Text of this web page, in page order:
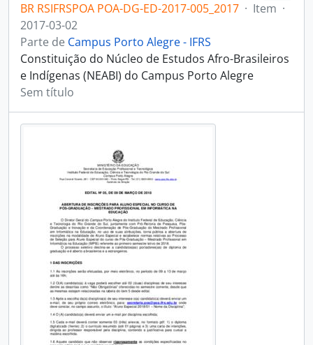
BR RSIFRSPOA POA-DG-ED-2017-005_2017 · Item ·
2017-03-02
Parte de Campus Porto Alegre - IFRS
Constituição do Núcleo de Estudos Afro-Brasileiros
e Indígenas (NEABI) do Campus Porto Alegre
Sem título